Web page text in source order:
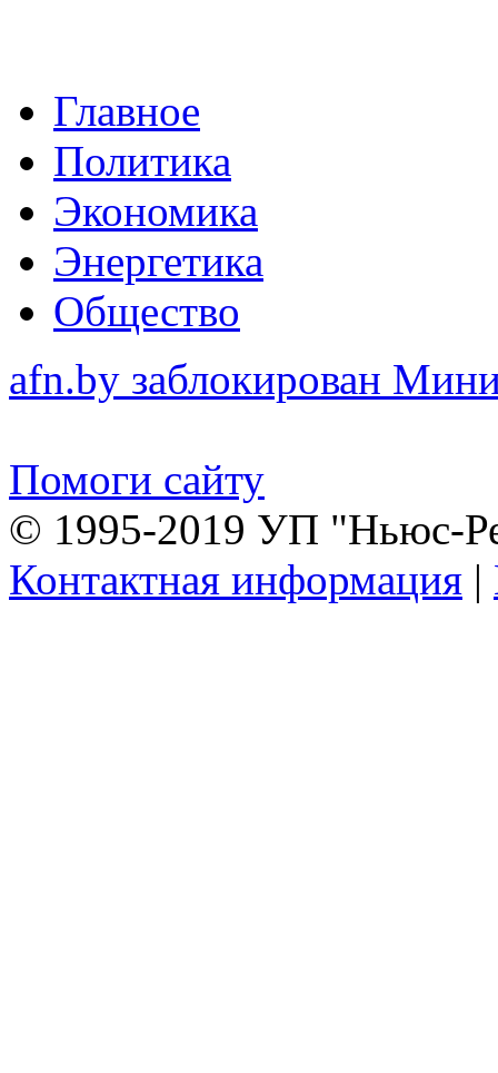
Главное
Политика
Экономика
Энергетика
Общество
afn.by заблокирован
Помоги сайту
© 1995-2019 УП "Ньюс-
Контактная информация |